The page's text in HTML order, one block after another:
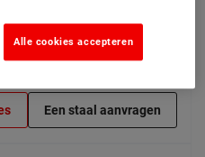
bekijken
Een staal aanvragen
Alle cookies accepteren